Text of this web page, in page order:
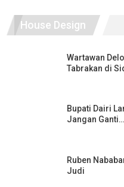
House Design
Wartawan
Tabrakan di
Bupati Dairi
Jangan Ganti…
Ruben
Judi